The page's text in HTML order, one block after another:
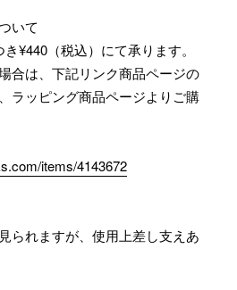
いて
¥440（税込）にて承ります。
合は、下記リンク商品ページの
ラッピング商品ページよりご購
items/4143672
られますが、使用上差し支えあ